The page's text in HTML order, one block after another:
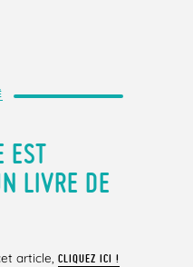
EST
LIVRE DE
article, CLIQUEZ ICI !